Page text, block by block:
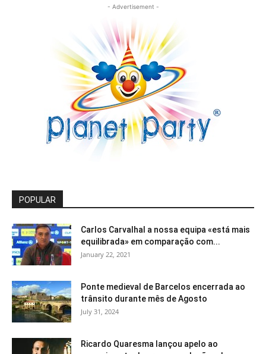
- Advertisement -
POPULAR
Carlos Carvalhal a nossa equipa «está mais
equilibrada» em comparação com...
January 22, 2021
Ponte medieval de Barcelos encerrada ao
trânsito durante mês de Agosto
July 31, 2024
Ricardo Quaresma lançou apelo ao